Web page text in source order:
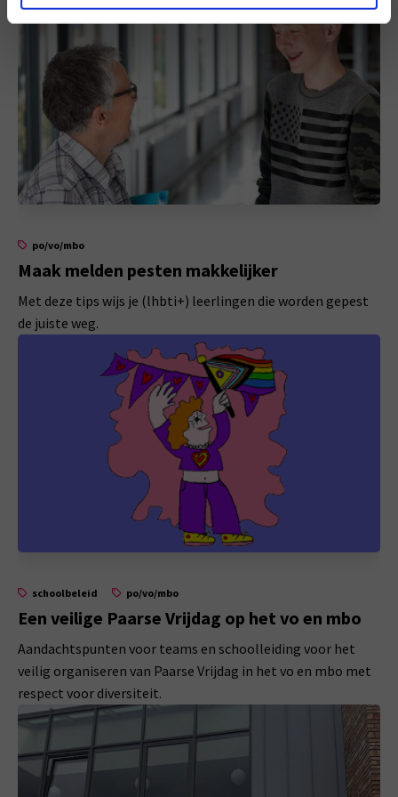
po/vo/mbo
Maak melden pesten makkelijker
Met deze tips wijs je (lhbti+) leerlingen die worden gepest
de juiste weg.
schoolbeleid po/vo/mbo
Een veilige Paarse Vrijdag op het vo en mbo
Aandachtspunten voor teams en schoolleiding voor het
veilig organiseren van Paarse Vrijdag in het vo en mbo met
respect voor diversiteit.